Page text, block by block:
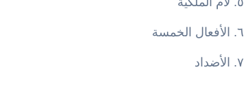
٦. الأفعال الخمسة
٧. الأضداد